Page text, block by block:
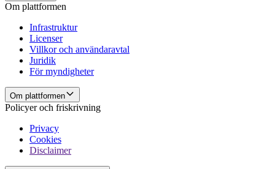
Om plattformen
Infrastruktur
Licenser
Villkor och användaravtal
Juridik
För myndigheter
Om plattformen
Policyer och friskrivning
Privacy
Cookies
Disclaimer